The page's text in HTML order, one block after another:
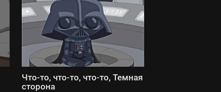
Что-то, что-то, что-то, Темная
сторона